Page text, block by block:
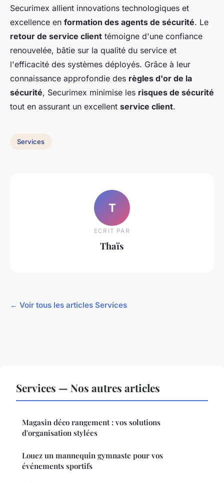
Securimex allient innovations technologiques et
excellence en formation des agents de sécurité. Le
retour de service client témoigne d'une confiance
renouvelée, bâtie sur la qualité du service et
l'efficacité des systèmes déployés. Grâce à leur
connaissance approfondie des règles d'or de la
sécurité, Securimex minimise les risques de sécurité
tout en assurant un excellent service client.
Services
T
ECRIT PAR
Thaïs
← Voir tous les articles Services
Services — Nos autres articles
Magasin déco rangement : vos solutions
d'organisation stylées
Louez un mannequin gymnaste pour vos
événements sportifs